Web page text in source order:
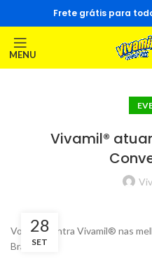
Frete grátis para
MENU
Vivamil®
28
SET
Você encontra Vivamil® nas
Brasil.